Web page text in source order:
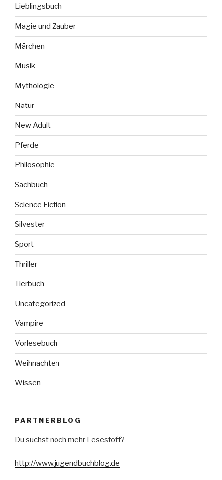
Lieblingsbuch
Magie und Zauber
Märchen
Musik
Mythologie
Natur
New Adult
Pferde
Philosophie
Sachbuch
Science Fiction
Silvester
Sport
Thriller
Tierbuch
Uncategorized
Vampire
Vorlesebuch
Weihnachten
Wissen
PARTNERBLOG
Du suchst noch mehr Lesestoff?
http://www.jugendbuchblog.de